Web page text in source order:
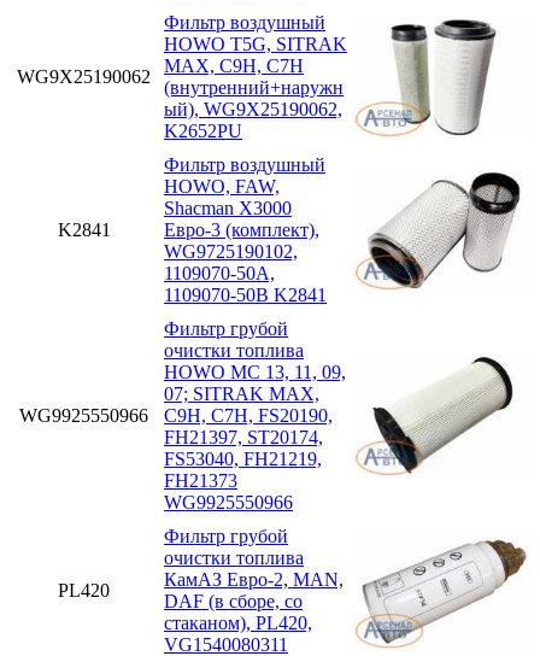
WG9X25190062
Фильтр воздушный
HOWO T5G, SITRAK
MAX, C9H, C7H
(внутренний+наружн
ый), WG9X25190062,
K2652PU
K2841
Фильтр воздушный
HOWO, FAW,
Shacman X3000
Евро-3 (комплект),
WG9725190102,
1109070-50A,
1109070-50B K2841
WG9925550966
Фильтр грубой
очистки топлива
HOWO MC 13, 11, 09,
07; SITRAK MAX,
C9H, C7H, FS20190,
FH21397, ST20174,
FS53040, FH21219,
FH21373
WG9925550966
PL420
Фильтр грубой
очистки топлива
КамАЗ Евро-2, MAN,
DAF (в сборе, со
стаканом), PL420,
VG1540080311